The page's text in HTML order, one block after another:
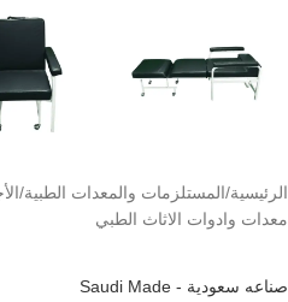
الرئيسية/المستلزمات والمعدات الطبية/
معدات وادوات الاثاث الطبي
صناعه سعودية - Saudi Made